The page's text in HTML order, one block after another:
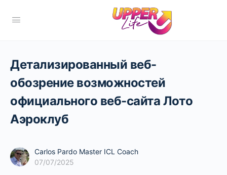
Детализированный веб-
обозрение возможностей
официального веб-сайта Лото
Аэроклуб
Carlos Pardo Master ICL Coach
07/07/2025